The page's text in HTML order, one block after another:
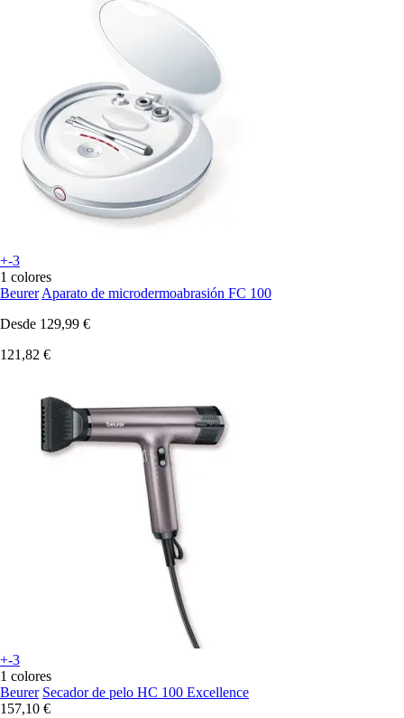
+-3
1 colores
Beurer Aparato de microdermoabrasión FC 100
Desde 129,99 €
121,82 €
+-3
1 colores
Beurer Secador de pelo HC 100 Excellence
157,10 €